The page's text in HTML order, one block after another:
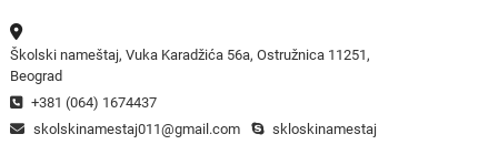
to
content
Školski nameštaj, Vuka Karadžića 56a, Ostružnica 11251,
Beograd
+381 (064) 1674437
skolskinamestaj011@gmail.com
skloskinamestaj